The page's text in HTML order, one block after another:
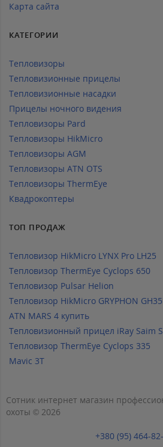
Карта сайта
КАТЕГОРИИ
Тепловизоры
Тепловизионные прицелы
Тепловизионные насадки
Прицелы ночного видения
Тепловизоры Pard
Тепловизоры HikMicro
Тепловизоры AGM
Тепловизоры ATN OTS
Тепловизоры ThermEye
Квадрокоптеры
ТОП ПРОДАЖ
Тепловизор HikMicro LYNX Pro LH25
Тепловизор ThermEye Cyclops 650
Тепловизор Pulsar Helion
Тепловизор HikMicro GRYPHON
ATN MARS 4 купить
Тепловизионный прицел iRay Saim
Тепловизор ThermEye Cyclops 335
Mavic 3T
Сотник интернет магазин
охоты © 2026
+380 (95) 464-